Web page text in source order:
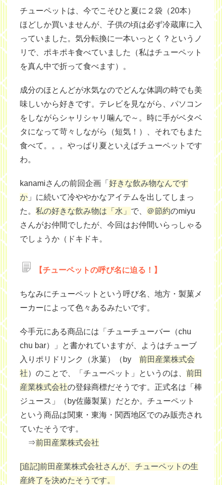
チューペットは、今でこそひと夏に２袋（20本）
ほどしか買いませんが、子供の頃は必ず冷蔵庫に入
っていました。気分転換に一本いっとく？というノ
リで、ポキポキ食べていました（私はチューペット
を真ん中で折って食べます）。
成分のほとんどが水気なのでどんな体調の時でも美
味しいから好きです。テレビを見ながら、パソコン
をしながらシャリシャリ噛んで～。時に手がベタベ
タになって苛々しながら（短気！）、それでもまた
食べて。。。やっぱり夏といえばチューペットです
わ。
kanamiさんの前回企画「 好きな飲み物なんです
か 」に続いて冷ややかなアイテムを出してしまっ
た。 私の好きな飲み物は「水」 で、 ＠節約のmiyu
さんがお仲間でしたが、今回はお仲間いらっしゃる
でしょうか（ドキドキ。
【チューペットの呼び名に迫る！】
ちなみにチューペットという呼び名、地方・製菓メ
ーカーによって色々あるみたいです。
今手元にある商品には「チューチューバー（chu
chu bar）」と書かれていますが、ようはチューブ
入りポリドリンク（氷菓）
（by 前田産業株式会
社）のことで、 「チューペット」 というのは、 前田
産業株式会社の登録商標だそうです。正式名は「棒
ジュース」（by佐藤製菓）だとか。チューペット
という商品は関東・東海・関西地区でのみ販売され
ていたそうです。
⇒前田産業株式会社
[追記]前田産業株式会社さんが、チューペットの生
産終了を決めたそうです。